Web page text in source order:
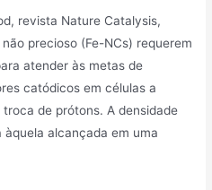
revista Nature Catalysis,
precioso (Fe-NCs) requerem
atender às metas de
catódicos em células a
de prótons. A densidade
alcançada em uma